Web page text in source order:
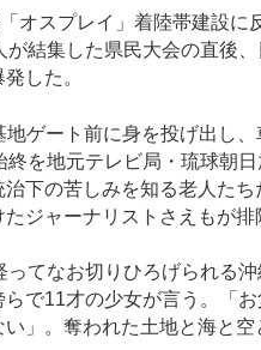
オスプレイ」着陸帯建設に
結集した県民大会の直後、
した。
ゲート前に身を投げ出し、
を地元テレビ局・琉球朝日
下の苦しみを知る老人たち
ジャーナリストさえもが排
てなお切りひろげられる
で11才の少女が言う。「お
」。奪われた土地と海と空